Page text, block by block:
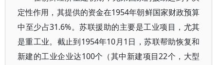
定性作用，其提供的资金在1954年朝鲜国家财政预算
中至少占31.6%。苏联援助的主要是工业项目，尤其
是重工业。截止到1954年10月1日，苏联帮助恢复和
新建的工业企业达100个（其中新建项目22个，大型